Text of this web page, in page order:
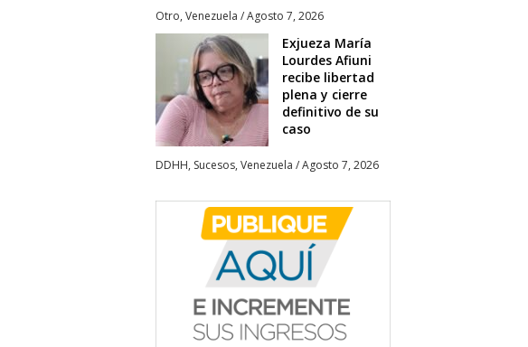
Otro, Venezuela /Agosto 7, 2026
Exjueza María
Lourdes Afiuni
recibe libertad
plena y cierre
definitivo de su
caso
DDHH, Sucesos, Venezuela /Agosto 7, 2026